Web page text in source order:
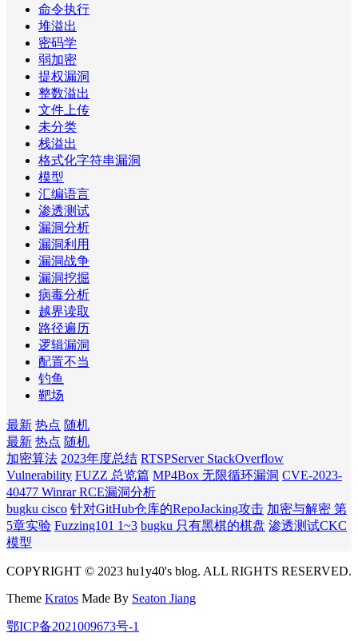
命令执行
堆溢出
密码学
弱加密
提权漏洞
整数溢出
文件上传
未分类
栈溢出
格式化字符串漏洞
模型
汇编语言
渗透测试
漏洞分析
漏洞利用
漏洞战争
漏洞挖掘
病毒分析
越界读取
路径遍历
逻辑漏洞
配置不当
钓鱼
靶场
最新 热点 随机
最新 热点 随机
加密算法 2023年度总结 RTSPServer StackOverflow
Vulnerability FUZZ 总览篇 MP4Box 无限循环漏洞 CVE-2023-
40477 Winrar RCE漏洞分析
bugku cisco 针对GitHub仓库的RepoJacking攻击 加密与解密 第
5章实验 Fuzzing101 1~3 bugku 只有黑棋的棋盘 渗透测试CKC
模型
COPYRIGHT © 2023 hu1y40's blog. ALL RIGHTS RESERVED.
Theme Kratos Made By Seaton Jiang
鄂ICP备2021009673号-1